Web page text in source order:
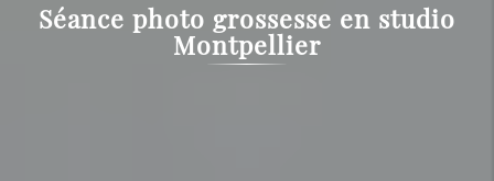
Séance photo grossesse en studio
Montpellier